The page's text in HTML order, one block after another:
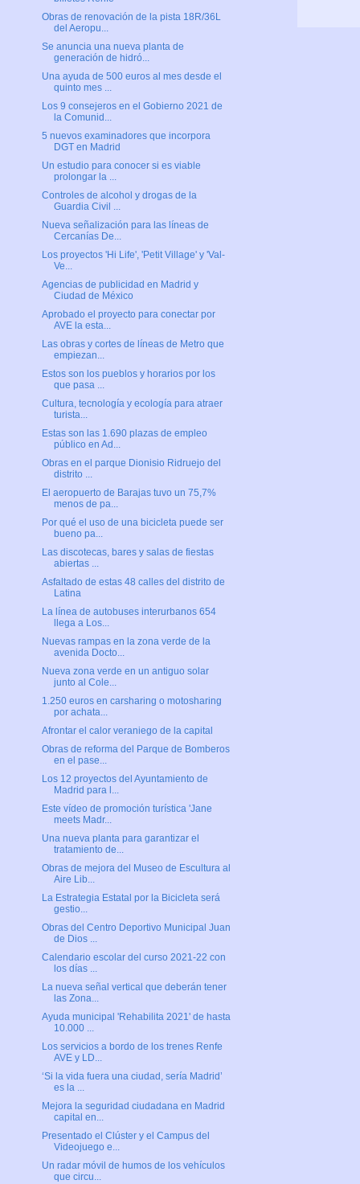
Obras de renovación de la pista 18R/36L
del Aeropu...
Se anuncia una nueva planta de
generación de hidró...
Una ayuda de 500 euros al mes desde el
quinto mes ...
Los 9 consejeros en el Gobierno 2021 de
la Comunid...
5 nuevos examinadores que incorpora
DGT en Madrid
Un estudio para conocer si es viable
prolongar la ...
Controles de alcohol y drogas de la
Guardia Civil ...
Nueva señalización para las líneas de
Cercanías De...
Los proyectos 'Hi Life', 'Petit Village' y 'Val-
Ve...
Agencias de publicidad en Madrid y
Ciudad de México
Aprobado el proyecto para conectar por
AVE la esta...
Las obras y cortes de líneas de Metro que
empiezan...
Estos son los pueblos y horarios por los
que pasa ...
Cultura, tecnología y ecología para atraer
turista...
Estas son las 1.690 plazas de empleo
público en Ad...
Obras en el parque Dionisio Ridruejo del
distrito ...
El aeropuerto de Barajas tuvo un 75,7%
menos de pa...
Por qué el uso de una bicicleta puede ser
bueno pa...
Las discotecas, bares y salas de fiestas
abiertas ...
Asfaltado de estas 48 calles del distrito de
Latina
La línea de autobuses interurbanos 654
llega a Los...
Nuevas rampas en la zona verde de la
avenida Docto...
Nueva zona verde en un antiguo solar
junto al Cole...
1.250 euros en carsharing o motosharing
por achata...
Afrontar el calor veraniego de la capital
Obras de reforma del Parque de Bomberos
en el pase...
Los 12 proyectos del Ayuntamiento de
Madrid para l...
Este vídeo de promoción turística 'Jane
meets Madr...
Una nueva planta para garantizar el
tratamiento de...
Obras de mejora del Museo de Escultura al
Aire Lib...
La Estrategia Estatal por la Bicicleta será
gestio...
Obras del Centro Deportivo Municipal Juan
de Dios ...
Calendario escolar del curso 2021-22 con
los días ...
La nueva señal vertical que deberán tener
las Zona...
Ayuda municipal 'Rehabilita 2021' de hasta
10.000 ...
Los servicios a bordo de los trenes Renfe
AVE y LD...
‘Si la vida fuera una ciudad, sería Madrid’
es la ...
Mejora la seguridad ciudadana en Madrid
capital en...
Presentado el Clúster y el Campus del
Videojuego e...
Un radar móvil de humos de los vehículos
que circu...